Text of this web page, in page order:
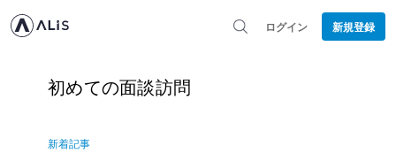
ログイン 新規登録
初めての面談訪問
新着記事